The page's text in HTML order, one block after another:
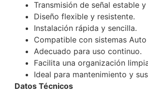
Transmisión de señal estable
Diseño flexible y resistente.
Instalación rápida y sencilla.
Compatible con sistemas
Adecuado para uso continuo.
Facilita una organización
Ideal para mantenimiento y
Datos Técnicos